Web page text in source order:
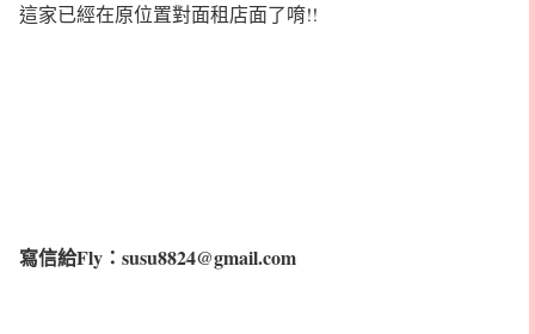
這家已經在原位置對面租店面了唷!!
寫信給Fly：susu8824@gmail.com